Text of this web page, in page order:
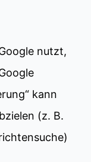
nutzt,
kann
(z. B.